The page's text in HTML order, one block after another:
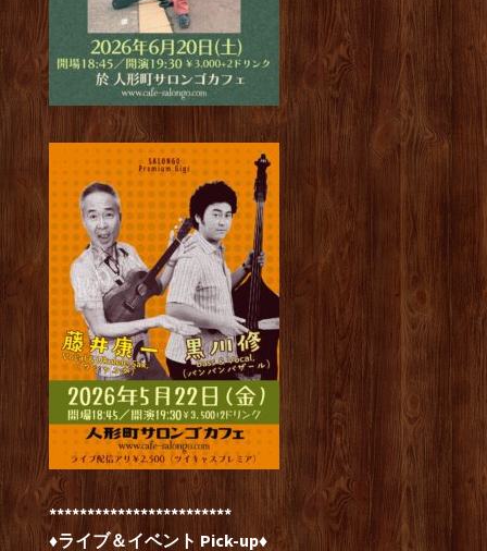
************************
♦ライブ＆イベント Pick-up♦